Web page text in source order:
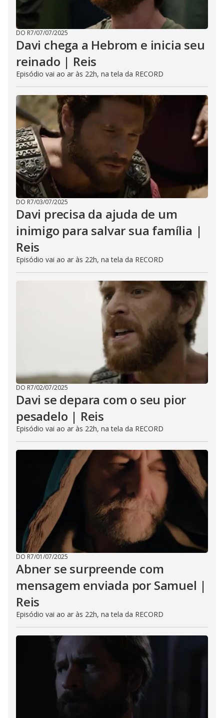
DO R7/07/07/2025
Davi chega a Hebrom e inicia seu
reinado | Reis
Episódio vai ao ar às 22h, na tela da RECORD
DO R7/03/07/2025
Davi precisa da ajuda de um
inimigo para salvar sua família |
Reis
Episódio vai ao ar às 22h, na tela da RECORD
DO R7/02/07/2025
Davi se depara com o seu pior
pesadelo | Reis
Episódio vai ao ar às 22h, na tela da RECORD
DO R7/01/07/2025
Abner se surpreende com
mensagem enviada por Samuel |
Reis
Episódio vai ao ar às 22h, na tela da RECORD